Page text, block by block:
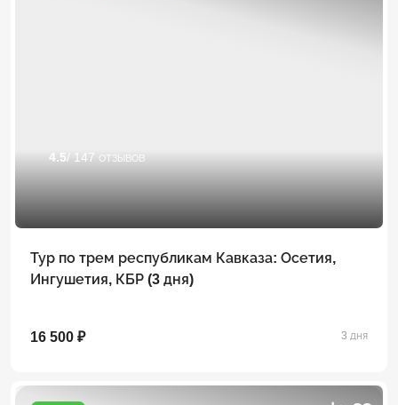
4.5/ 147 отзывов
Тур по трем республикам Кавказа: Осетия,
Ингушетия, КБР (3 дня)
16 500 ₽ 3 дня